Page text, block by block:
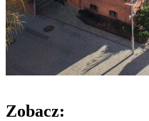
Zobacz: